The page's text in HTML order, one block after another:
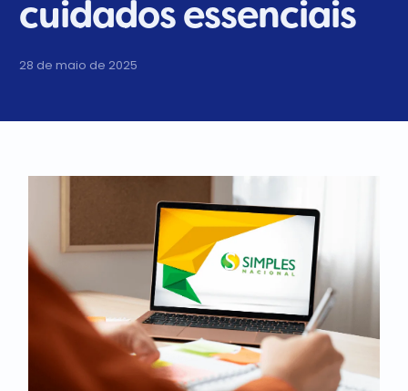
cuidados essenciais
28 de maio de 2025